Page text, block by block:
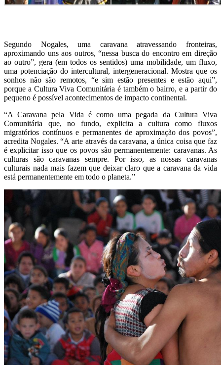
Segundo Nogales, uma caravana atravessando fronteiras,
aproximando uns aos outros, “nessa busca do encontro em direção
ao outro”, gera (em todos os sentidos) uma mobilidade, um fluxo,
uma potenciação do intercultural, intergeneracional. Mostra que os
sonhos não são remotos, “e sim estão presentes e estão aqui”,
porque a Cultura Viva Comunitária é também o bairro, e a partir do
pequeno é possível acontecimentos de impacto continental.
“A Caravana pela Vida é como uma pegada da Cultura Viva
Comunitária que, no fundo, explicita a cultura como fluxos
migratórios contínuos e permanentes de aproximação dos povos”,
acredita Nogales. “A arte através da caravana, a única coisa que faz
é explicitar isso que os povos são permanentemente: caravanas. As
culturas são caravanas sempre. Por isso, as nossas caravanas
culturais nada mais fazem que deixar claro que a caravana da vida
está permanentemente em todo o planeta.”